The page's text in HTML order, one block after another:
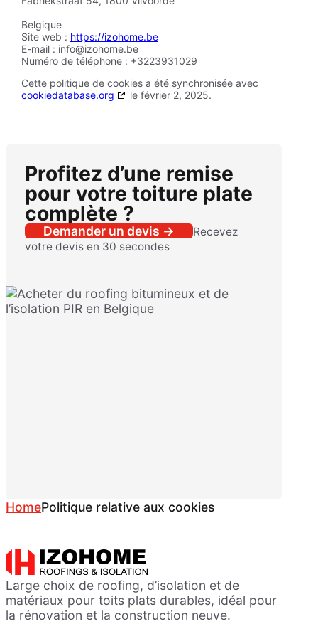
Belgique
Site web : https://izohome.be
E-mail : info@izohome.be
Numéro de téléphone : +3223931029
Cette politique de cookies a été synchronisée avec
cookiedatabase.org
le février 2, 2025.
Profitez d’une remise
pour votre toiture plate
complète ?
Demander un devis →
Recevez
votre devis en 30 secondes
HomePolitique relative aux cookies
Large choix de roofing, d’isolation et de
matériaux pour toits plats durables, idéal pour
la rénovation et la construction neuve.